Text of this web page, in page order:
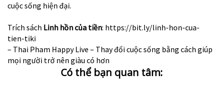
cuộc sống hiện đại.
Trích sách Linh hồn của tiền: https://bit.ly/linh-hon-cua-
tien-tiki
– Thai Pham Happy Live – Thay đổi cuộc sống bằng cách giúp
mọi người trở nên giàu có hơn
Có thể bạn quan tâm: